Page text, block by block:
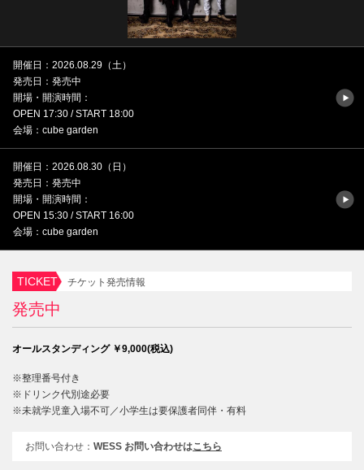
開催日：2026.08.29（土）
発売日：発売中
開場・開演時間：
OPEN 17:30 / START 18:00
会場：cube garden
開催日：2026.08.30（日）
発売日：発売中
開場・開演時間：
OPEN 15:30 / START 16:00
会場：cube garden
TICKET チケット発売情報
発売中
オールスタンディング ￥9,000(税込)
※整理番号付き
※ドリンク代別途必要
※未就学児童入場不可／小学生は要保護者同伴・有料
お問い合わせ： WESS お問い合わせはこちら